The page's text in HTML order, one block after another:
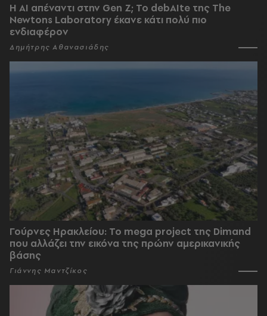
Η AI απέναντι στην Gen Z; Το debAIte της The
Newtons Laboratory έκανε κάτι πολύ πιο
ενδιαφέρον
Δημήτρης Αθανασιάδης
Γούρνες Ηρακλείου: To mega project της Dimand
που αλλάζει την εικόνα της πρώην αμερικανικής
βάσης
Γιάννης Μαντζίκος